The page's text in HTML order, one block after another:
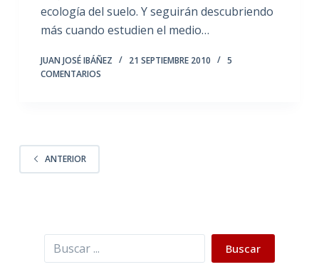
ecología del suelo. Y seguirán descubriendo
más cuando estudien el medio…
JUAN JOSÉ IBÁÑEZ 21 SEPTIEMBRE 2010
5
COMENTARIOS
ANTERIOR
Buscar Buscar